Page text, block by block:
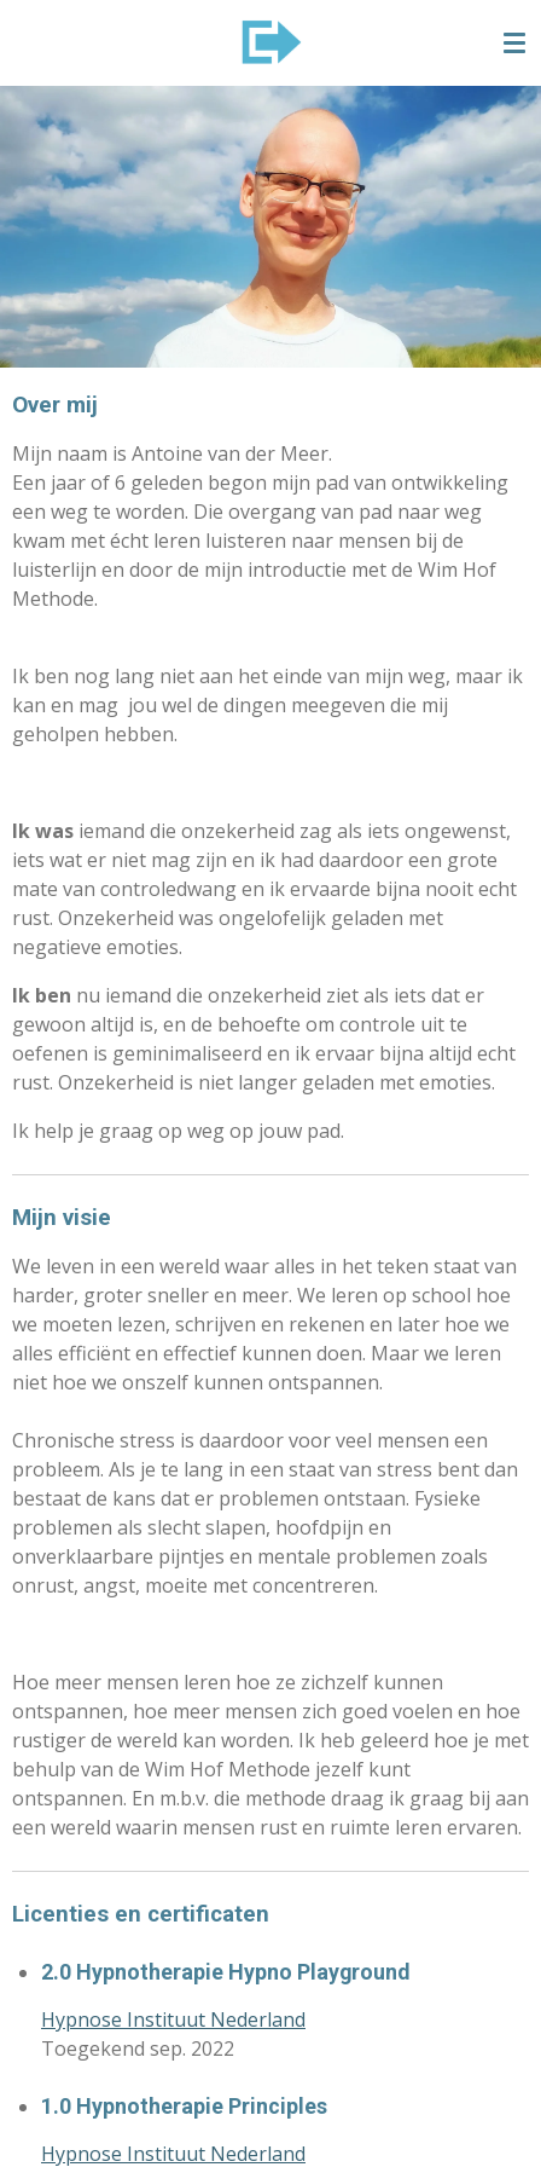
naar
de
hoofdinhoud
Over mij
Mijn naam is Antoine van der Meer.
Een jaar of 6 geleden begon mijn pad van ontwikkeling
een weg te worden. Die overgang van pad naar weg
kwam met écht leren luisteren naar mensen bij de
luisterlijn en door de mijn introductie met de Wim Hof
Methode.
Ik ben nog lang niet aan het einde van mijn weg, maar ik
kan en mag jou wel de dingen meegeven die mij
geholpen hebben.
Ik was iemand die onzekerheid zag als iets ongewenst,
iets wat er niet mag zijn en ik had daardoor een grote
mate van controledwang en ik ervaarde bijna nooit echt
rust. Onzekerheid was ongelofelijk geladen met
negatieve emoties.
Ik ben nu iemand die onzekerheid ziet als iets dat er
gewoon altijd is, en de behoefte om controle uit te
oefenen is geminimaliseerd en ik ervaar bijna altijd echt
rust. Onzekerheid is niet langer geladen met emoties.
Ik help je graag op weg op jouw pad.
Mijn visie
We leven in een wereld waar alles in het teken staat van
harder, groter sneller en meer. We leren op school hoe
we moeten lezen, schrijven en rekenen en later hoe we
alles efficiënt en effectief kunnen doen. Maar we leren
niet hoe we onszelf kunnen ontspannen.
Chronische stress is daardoor voor veel mensen een
probleem. Als je te lang in een staat van stress bent dan
bestaat de kans dat er problemen ontstaan. Fysieke
problemen als slecht slapen, hoofdpijn en
onverklaarbare pijntjes en mentale problemen zoals
onrust, angst, moeite met concentreren.
Hoe meer mensen leren hoe ze zichzelf kunnen
ontspannen, hoe meer mensen zich goed voelen en hoe
rustiger de wereld kan worden. Ik heb geleerd hoe je met
behulp van de Wim Hof Methode jezelf kunt
ontspannen. En m.b.v. die methode draag ik graag bij aan
een wereld waarin mensen rust en ruimte leren ervaren.
Licenties en certificaten
2.0 Hypnotherapie Hypno Playground
Hypnose Instituut Nederland
Toegekend sep. 2022
1.0 Hypnotherapie Principles
Hypnose Instituut Nederland